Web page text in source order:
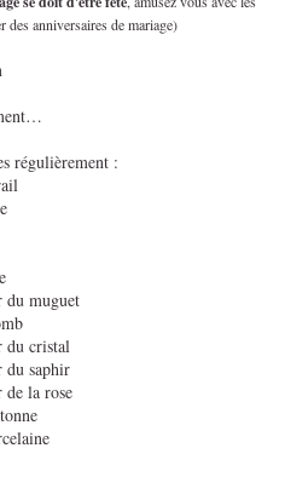
des anniversaires de mariage)
régulièrement :
du muguet
du cristal
du saphir
de la rose